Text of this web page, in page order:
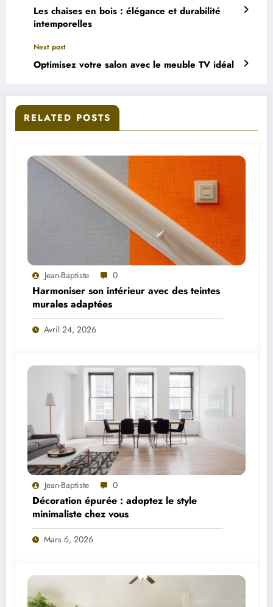
Les chaises en bois : élégance et durabilité
intemporelles
Next post
Optimisez votre salon avec le meuble TV idéal
RELATED POSTS
Jean-Baptiste 0
Harmoniser son intérieur avec des teintes
murales adaptées
Avril 24, 2026
Jean-Baptiste 0
Décoration épurée : adoptez le style
minimaliste chez vous
Mars 6, 2026